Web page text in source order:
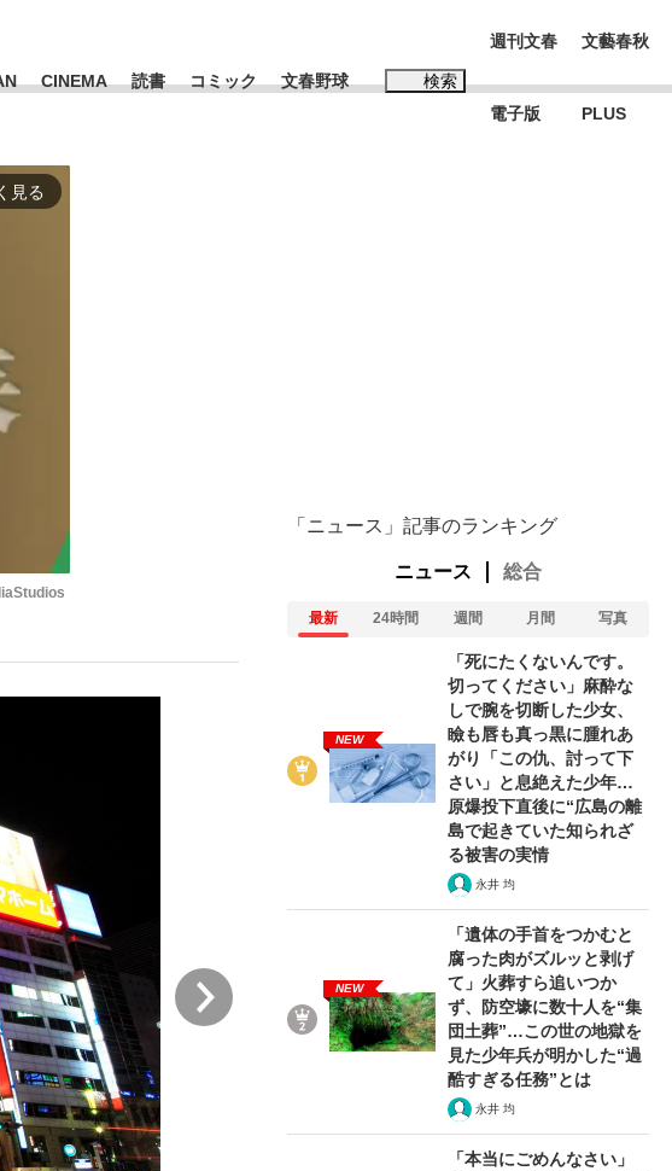
気のまま解散」WBC日本代表“敗戦”の真実 選手が明かす...
扱いされているのが悲しい」『北の国から』倉本聰氏（91...
CINEMA 読書 コミック 文春野球 検索
週刊文春
電子版
文藝春秋
PLUS
見る
「ニュース」記事のランキング
ニュース 総合
最新 24時間 週間 月間 写真
NEW
「死にたくないんです。
切ってください」麻酔な
しで腕を切断した少女、
瞼も唇も真っ黒に腫れあ
がり「この仇、討って下
さい」と息絶えた少年…
原爆投下直後に“広島の離
島で起きていた知られざ
る被害の実情
永井 均
NEW
「遺体の手首をつかむと
腐った肉がズルッと剥げ
て」火葬すら追いつか
ず、防空壕に数十人を“集
団土葬”…この世の地獄を
見た少年兵が明かした“過
酷すぎる任務”とは
永井 均
「本当にごめんなさい」